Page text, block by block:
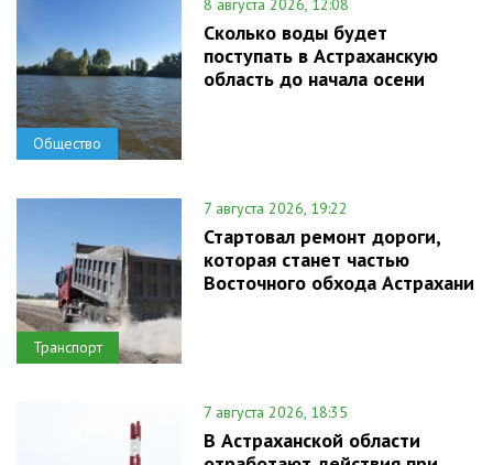
Общество
8 августа 2026, 12:08
Сколько воды будет
поступать в Астраханскую
область до начала осени
Транспорт
7 августа 2026, 19:22
Стартовал ремонт дороги,
которая станет частью
Восточного обхода Астрахани
7 августа 2026, 18:35
В Астраханской области